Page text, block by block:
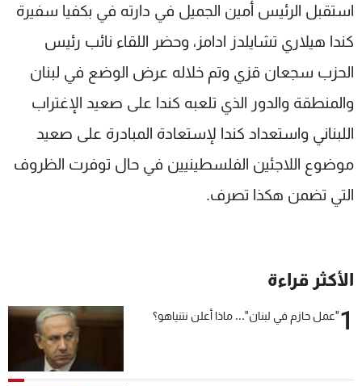
استقبل الرئيس أمين الجميل في دارته في بكفيا سفيرة
كندا هيلاري تشايلدز ادامز، وحضر اللقاء نائب رئيس
الحزب سجعان قزي وتم خلاله عرض الوضع في لبنان
والمنطقة والدور الذي تلعبه كندا على صعيد الإغتراب
اللبناني واستعداد كندا لإستعادة المبادرة على صعيد
موضوع اللاجئين الفلسطينيين في حال توفرت الظروف
التي تضمن هكذا تصرف.
الأكثر قراءة
1"عمل حازم في لبنان"... ماذا أعلن نتنياهو؟
شاهد البرامج
الترددات
الإنـتـاج
تواصل معنا
سياسة الخصوصية